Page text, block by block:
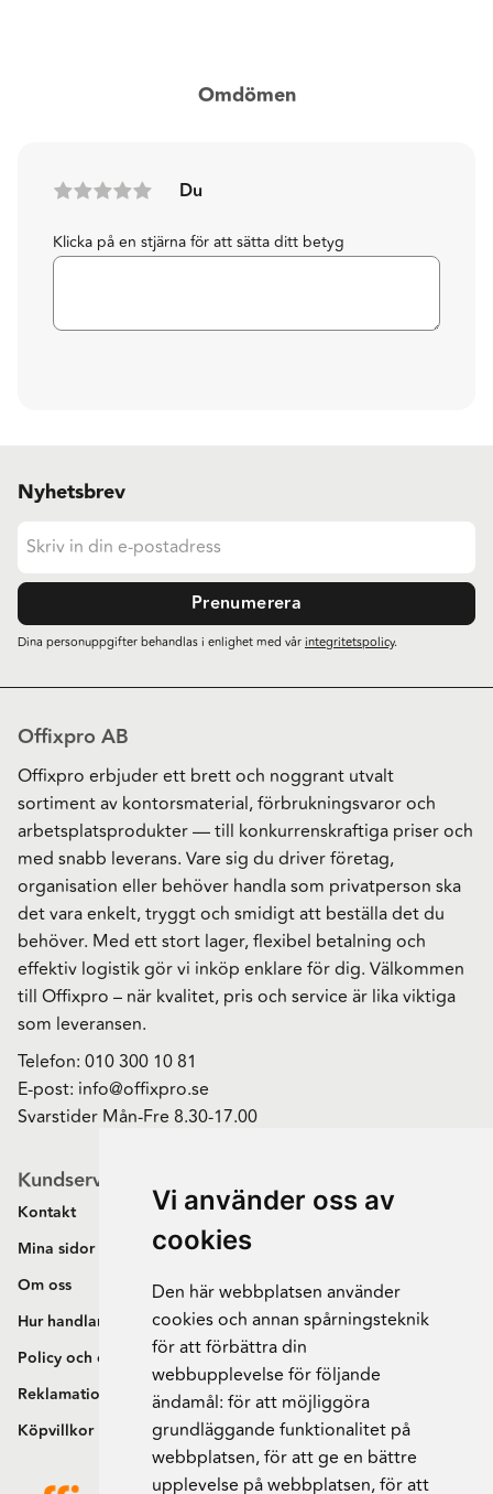
Vi använder oss av
cookies
Den här webbplatsen använder
cookies och annan spårningsteknik
för att förbättra din
webbupplevelse för följande
ändamål: för att möjliggöra
grundläggande funktionalitet på
webbplatsen,för att ge en bättre
upplevelse på webbplatsen,för att
Omdömen
Du
Klicka på en stjärna för att sätta ditt betyg
Nyhetsbrev
Prenumerera
Dina personuppgifter behandlas i enlighet med vårintegritetspolicy.
Offixpro AB
Offixpro erbjuder ett brett och noggrant utvalt
sortiment av kontorsmaterial, förbrukningsvaror och
arbetsplatsprodukter — till konkurrenskraftiga priser och
med snabb leverans. Vare sig du driver företag,
organisation eller behöver handla som privatperson ska
det vara enkelt, tryggt och smidigt att beställa det du
behöver. Med ett stort lager, flexibel betalning och
effektiv logistik gör vi inköp enklare för dig. Välkommen
till Offixpro – när kvalitet, pris och service är lika viktiga
som leveransen.
Telefon: 010 300 10 81
E-post: info@offixpro.se
Svarstider Mån-Fre 8.30-17.00
Kundservice
Kontakt
Mina sidor
Om oss
Hur handlar jag?
Policy och cookies
Reklamation och retur
Köpvillkor